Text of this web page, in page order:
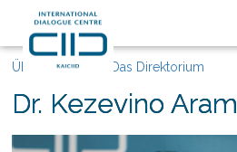
Über KAICIID Das Direktorium
Dr. Kezevino Aram